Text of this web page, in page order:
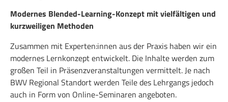
Modernes Blended-Learning-Konzept mit vielfältigen und
kurzweiligen Methoden
Zusammen mit Experten:innen aus der Praxis haben wir ein
modernes Lernkonzept entwickelt. Die Inhalte werden zum
großen Teil in Präsenzveranstaltungen vermittelt. Je nach
BWV Regional Standort werden Teile des Lehrgangs jedoch
auch in Form von Online-Seminaren angeboten.